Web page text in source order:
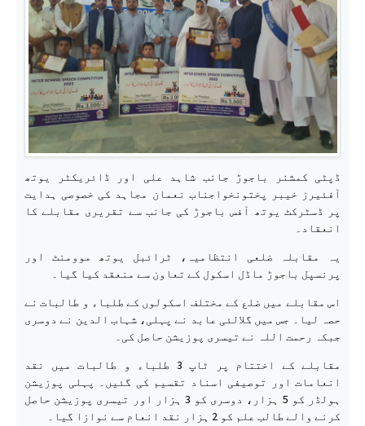
ڈپٹی کمشنر باجوڑ جانب شاہد علی اور ڈائریکٹر یوتھ
آفئیرز خیبر پختونخواجناب نعمان مجاہد کی خصوصی ہدایت
پر ڈسٹرکٹ یوتھ آفس باجوڑ کی جانب سے تقریری مقابلے کا
انعقاد۔
یہ مقابلہ ضلعی انتظامیہ، ٹرائبل یوتھ موومنٹ اور
پرنسپل باجوڑ ماڈل اسکول کے تعاون سے منعقد کیا گیا۔
اس مقابلے میں ضلع کے مختلف اسکولوں کے طلباء و طالبات نے
حصہ لیا۔ جس میں گلالئی عابد نے پہلی، شہاب الدین نے دوسری
جبکہ رحمت اللہ نے تیسری پوزیشن حاصل کی۔
مقابلے کے اختتام پر ٹاپ 3 طلباء و طالبات میں نقد
انعامات اور توصیفی اسناد تقسیم کی گئیں۔ پہلی پوزیشن
ہولڈر کو 5 ہزار، دوسری کو 3 ہزار اور تیسری پوزیشن حاصل
کرنے والے طالب علم کو 2 ہزار نقد انعام سے نوازا گیا۔